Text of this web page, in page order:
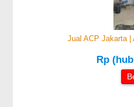
Jual ACP Jakarta |
Rp